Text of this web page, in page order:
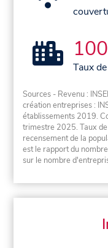
Taux
Sources - Revenu :
création entreprises :
établissements 2019.
trimestre 2025. Taux
recensement de la
est le rapport du
sur le nombre